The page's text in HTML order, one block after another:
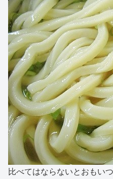
比べてはならないとおもい